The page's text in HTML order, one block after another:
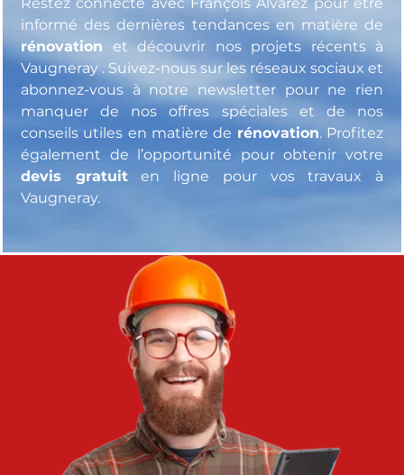
informé des dernières tendances en matière de
rénovation et découvrir nos projets récents à
Vaugneray . Suivez-nous sur les réseaux sociaux et
abonnez-vous à notre newsletter pour ne rien
manquer de nos offres spéciales et de nos
conseils utiles en matière de rénovation. Profitez
également de l’opportunité pour obtenir votre
devis gratuiten ligne pour vos travaux à
Vaugneray.